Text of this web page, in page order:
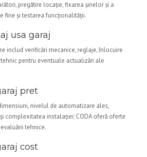
pregătire locație, fixarea șinelor și a
fine și testarea funcționalității.
usa garaj
includ verificări mecanice, reglaje, înlocuire
pentru eventuale actualizări ale
pret
nivelul de automatizare ales,
complexitatea instalației; CODA oferă oferte
tehnice.
cost